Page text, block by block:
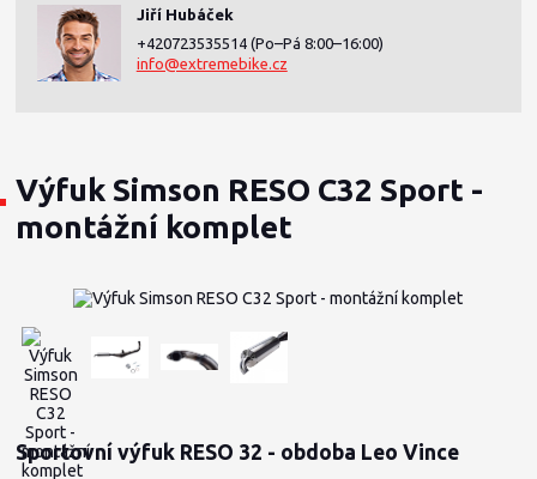
Jiří Hubáček
+420723535514 (Po–Pá 8:00–16:00)
info@extremebike.cz
Výfuk Simson RESO C32 Sport -
montážní komplet
Sportovní výfuk RESO 32 - obdoba Leo Vince